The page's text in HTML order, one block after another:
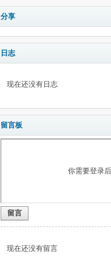
分享
日志
现在还没有日志
留言板
你需要登录
留言
现在还没有留言